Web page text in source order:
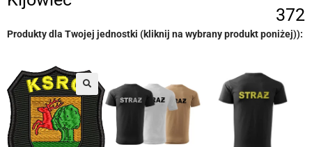
372
Produkty dla Twojej jednostki (kliknij na wybrany produkt poniżej)):